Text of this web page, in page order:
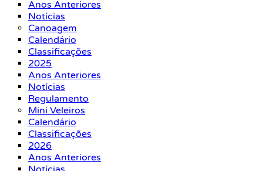
Anos Anteriores
Notícias
Canoagem
Calendário
Classificações
2025
Anos Anteriores
Notícias
Regulamento
Mini Veleiros
Calendário
Classificações
2026
Anos Anteriores